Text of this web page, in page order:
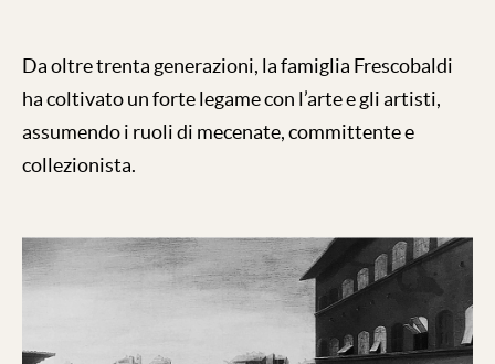
Da oltre trenta generazioni, la famiglia Frescobaldi
ha coltivato un forte legame con l’arte e gli artisti,
assumendo i ruoli di mecenate, committente e
collezionista.